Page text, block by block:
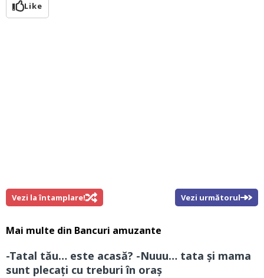
Like
Vezi la întamplare! Vezi următorul
Mai multe din Bancuri amuzante
-Tatal tău… este acasă? -Nuuu… tata și mama
sunt plecați cu treburi în oraș